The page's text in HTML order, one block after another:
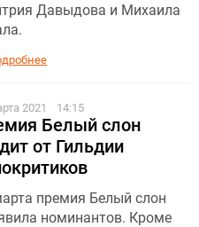
Давыдова и Михаила
2021 14:15
Белый слон
от Гильдии
премия Белый слон
номинантов. Кроме